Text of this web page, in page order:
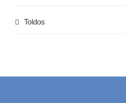
Toldos